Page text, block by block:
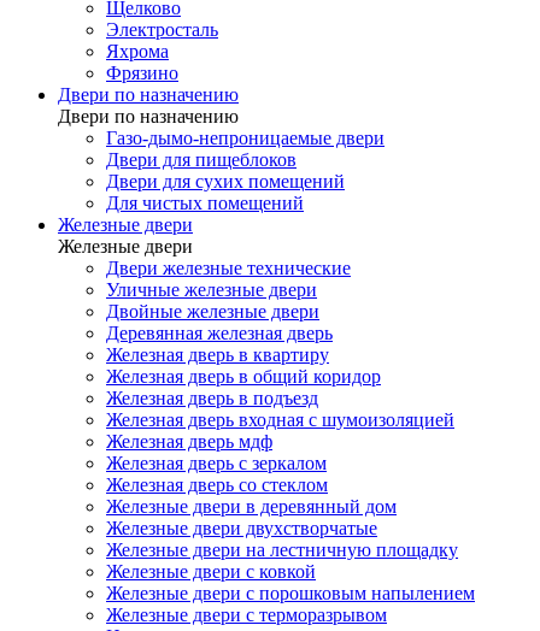
Щелково
Электросталь
Яхрома
Фрязино
Двери по назначению
Двери по назначению
Газо-дымо-непроницаемые двери
Двери для пищеблоков
Двери для сухих помещений
Для чистых помещений
Железные двери
Железные двери
Двери железные технические
Уличные железные двери
Двойные железные двери
Деревянная железная дверь
Железная дверь в квартиру
Железная дверь в общий коридор
Железная дверь в подъезд
Железная дверь входная с шумоизоляцией
Железная дверь мдф
Железная дверь с зеркалом
Железная дверь со стеклом
Железные двери в деревянный дом
Железные двери двухстворчатые
Железные двери на лестничную площадку
Железные двери с ковкой
Железные двери с порошковым напылением
Железные двери с терморазрывом